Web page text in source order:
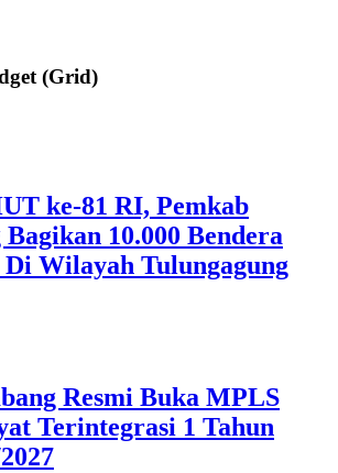
(Grid)
ke-81 RI, Pemkab
10.000 Bendera
Wilayah Tulungagung
Resmi Buka MPLS
Terintegrasi 1 Tahun